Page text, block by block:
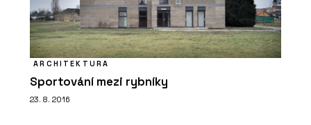
ARCHITEKTURA
Sportování mezi rybníky
23. 8. 2016